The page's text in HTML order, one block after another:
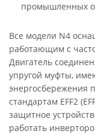
промышленных
Все модели N4
работающим с
Двигатель
упругой муфты,
энергосбережения
стандартам EFF2
защитное
работать